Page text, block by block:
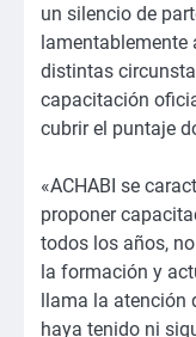
un silencio de
lamentablemente
distintas
capacitación
cubrir el puntaje
«ACHABI se
proponer
todos los años,
la formación y
llama la atención
haya tenido ni